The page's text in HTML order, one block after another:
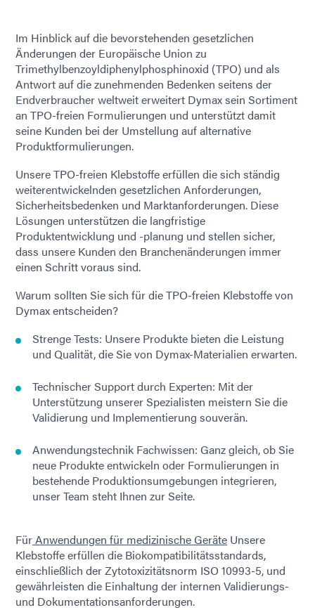
Im Hinblick auf die bevorstehenden gesetzlichen
Änderungen der Europäische Union zu
Trimethylbenzoyldiphenylphosphinoxid (TPO) und als
Antwort auf die zunehmenden Bedenken seitens der
Endverbraucher weltweit erweitert Dymax sein Sortiment
an TPO-freien Formulierungen und unterstützt damit
seine Kunden bei der Umstellung auf alternative
Produktformulierungen.
Unsere TPO-freien Klebstoffe erfüllen die sich ständig
weiterentwickelnden gesetzlichen Anforderungen,
Sicherheitsbedenken und Marktanforderungen. Diese
Lösungen unterstützen die langfristige
Produktentwicklung und -planung und stellen sicher,
dass unsere Kunden den Branchenänderungen immer
einen Schritt voraus sind.
Warum sollten Sie sich für die TPO-freien Klebstoffe von
Dymax entscheiden?
Strenge Tests: Unsere Produkte bieten die Leistung
und Qualität, die Sie von Dymax-Materialien erwarten.
Technischer Support durch Experten: Mit der
Unterstützung unserer Spezialisten meistern Sie die
Validierung und Implementierung souverän.
Anwendungstechnik Fachwissen: Ganz gleich, ob Sie
neue Produkte entwickeln oder Formulierungen in
bestehende Produktionsumgebungen integrieren,
unser Team steht Ihnen zur Seite.
FürAnwendungen für medizinische Geräte Unsere
Klebstoffe erfüllen die Biokompatibilitätsstandards,
einschließlich der Zytotoxizitätsnorm ISO 10993-5, und
gewährleisten die Einhaltung der internen Validierungs-
und Dokumentationsanforderungen.